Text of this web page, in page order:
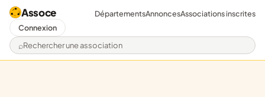
Assoce
Rechercher une association
DépartementsAnnoncesAssociations inscrites
Connexion